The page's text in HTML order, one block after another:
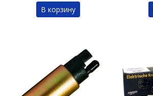
В корзину